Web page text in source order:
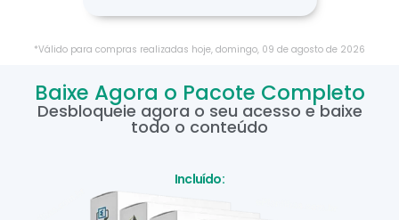
*Válido para compras realizadas hoje, domingo, 09 de agosto de 2026
Baixe Agora o Pacote Completo
Desbloqueie agora o seu acesso e baixe
todo o conteúdo
Incluído: